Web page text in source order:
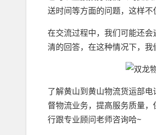
送时间等方面的问题，这样不
在交流过程中，我们可能还
清的回答，在这种情况下，我
了解黄山到黄山物流货运部
督物流业务，提高服务质量
行跟专业顾问老师咨询哈~